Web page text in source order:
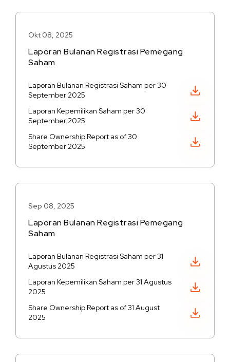
Okt 08, 2025
Laporan Bulanan Registrasi Pemegang
Saham
Laporan Bulanan Registrasi Saham per 30
September 2025
Laporan Kepemilikan Saham per 30
September 2025
Share Ownership Report as of 30
September 2025
Sep 08, 2025
Laporan Bulanan Registrasi Pemegang
Saham
Laporan Bulanan Registrasi Saham per 31
Agustus 2025
Laporan Kepemilikan Saham per 31 Agustus
2025
Share Ownership Report as of 31 August
2025